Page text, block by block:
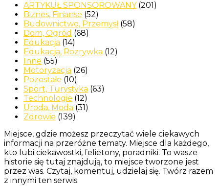
ARTYKUŁ SPONSOROWANY(201)
Biznes, Finanse (52)
Budownictwo, Przemysł(58)
Dom, Ogród (68)
Edukacja (14)
Edukacja, Rozrywka (12)
Inne (55)
Motoryzacja (26)
Pozostałe (10)
Sport, Turystyka (63)
Technologie (12)
Uroda, Moda (31)
Zdrowie (139)
Miejsce, gdzie możesz przeczytać wiele ciekawych
informacji na przeróżne tematy. Miejsce dla każdego,
kto lubi ciekawostki, felietony, poradniki. To wasze
historie się tutaj znajdują, to miejsce tworzone jest
przez was. Czytaj, komentuj, udzielaj się. Twórz razem
z innymi ten serwis.